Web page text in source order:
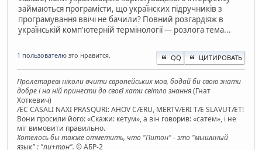
займаються програмісти, що українских підручників з
програмування ввічі не бачили? Повний розгардіяж в
українській комп'ютерній термінології — розлога тема...
1 пользователю это нравится. QQ ЦИТИРОВАТЬ
Пролетареві ніколи вчити європейських мов, бодай би свою знати
добре і на ній принести до своєї хати світло знання(Гнат
Хоткевич)
ÆC CASALI NAXI PRASQURI: AHOV CÆRU, MERTVÆRI TÆ SLAVUTÆT!
Вони просили його: «Скажи: кетум», а він говорив: «сатем», і не
міг вимовити правильно.
Хотелось бы также отметить, что "Питон" - это "мышиный
язык" : "пи+тон". © АБР-2